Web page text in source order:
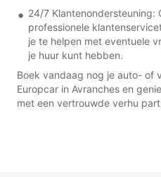
24/7 Klantenondersteuning:
professionele
je te helpen met eventuele
je huur kunt hebben.
Boek vandaag nog je auto- of
Europcar in Avranches en
met een vertrouwde verhu